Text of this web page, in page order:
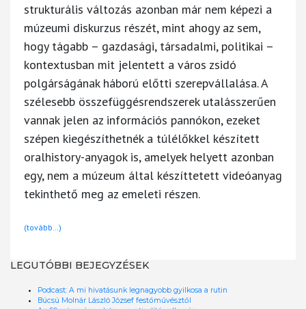
strukturális változás azonban már nem képezi a
múzeumi diskurzus részét, mint ahogy az sem,
hogy tágabb – gazdasági, társadalmi, politikai –
kontextusban mit jelentett a város zsidó
polgárságának háború előtti szerepvállalása. A
szélesebb összefüggésrendszerek utalásszerűen
vannak jelen az információs pannókon, ezeket
szépen kiegészíthetnék a túlélőkkel készített
oralhistory-anyagok is, amelyek helyett azonban
egy, nem a múzeum által készíttetett videóanyag
tekinthető meg az emeleti részen.
(tovább…)
LEGUTÓBBI BEJEGYZÉSEK
Podcast: A mi hivatásunk legnagyobb gyilkosa a rutin
Búcsú Molnár László József festőművésztől